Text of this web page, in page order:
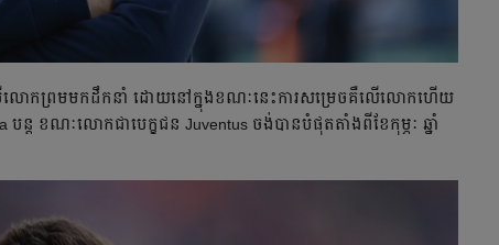
ើ​លោក​ព្រម​មក​ដឹកនាំ​ ដោយ​នៅ​ក្នុង​ខណៈ​នេះ​ការ​សម្រេច​គឺ​លើ​លោក​ហើយ​
ត​ ខណៈ​លោក​ជា​បេក្ខជន​ Juventus ចង់​បាន​បំផុត​តាំង​ពី​ខែ​កុម្ភៈ​ ឆ្នាំ​